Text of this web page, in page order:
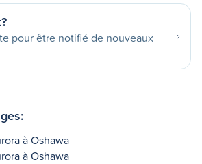
pour être notifié de nouveaux
à Oshawa
à Oshawa